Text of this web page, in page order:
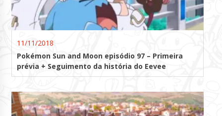
11/11/2018
Pokémon Sun and Moon episódio 97 – Primeira
prévia + Seguimento da história do Eevee